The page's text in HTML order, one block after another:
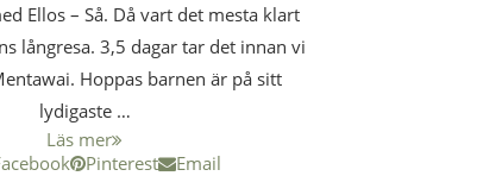
Ellos – Så. Då vart det mesta klart
långresa. 3,5 dagar tar det innan vi
Hoppas barnen är på sitt
lydigaste …
Läs mer
Pinterest Email